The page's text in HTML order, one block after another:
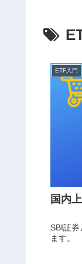
ETF入門
国内
SBI証
ます。